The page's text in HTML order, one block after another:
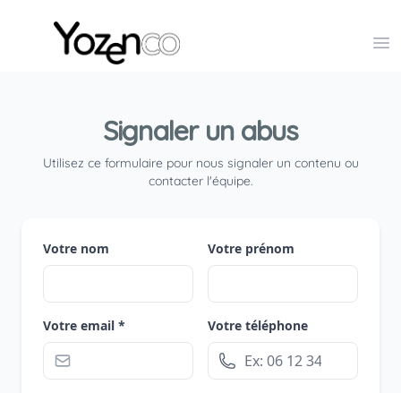
Yozenco - Organisateur de Salons, Evénements et
Signaler un abus
Utilisez ce formulaire pour nous signaler un contenu ou
contacter l'équipe.
Votre nom Votre prénom
Votre email * Votre téléphone